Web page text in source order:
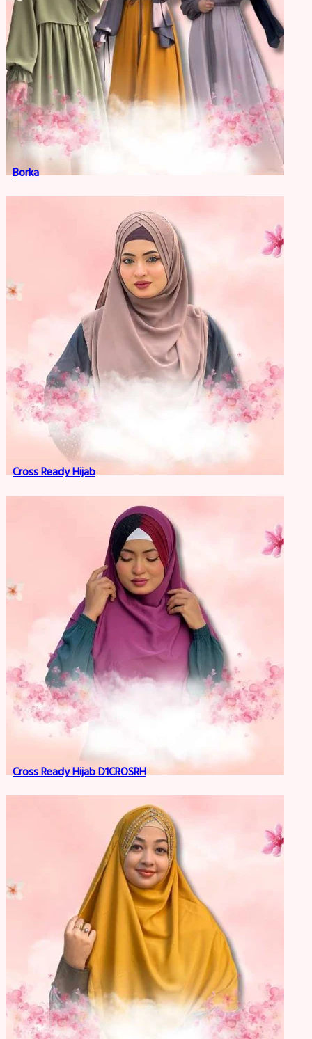
Borka
Cross Ready Hijab
Cross Ready Hijab D1CROSRH